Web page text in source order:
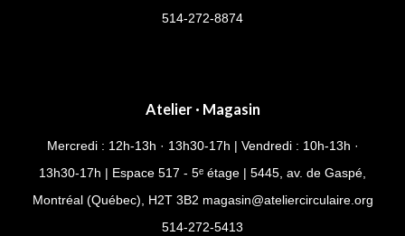
514-272-8874
Atelier · Magasin
Mercredi : 12h-13h · 13h30-17h | Vendredi : 10h-13h ·
13h30-17h | Espace 517 - 5ᵉ étage | 5445, av. de Gaspé,
Montréal (Québec), H2T 3B2 magasin@ateliercirculaire.org
514-272-5413